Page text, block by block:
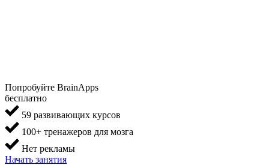
Попробуйте BrainApps
бесплатно
59 развивающих курсов
100+ тренажеров для мозга
Нет рекламы
Начать занятия